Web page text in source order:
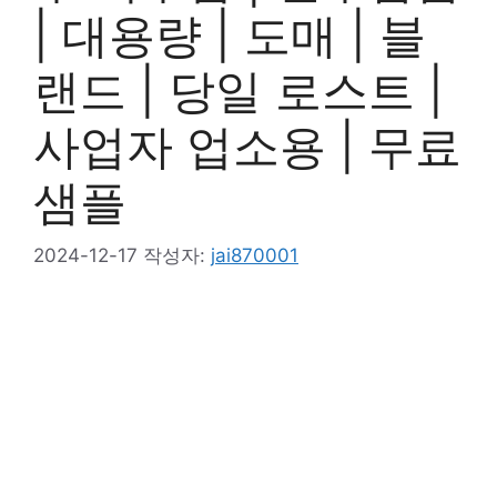
| 대용량 | 도매 | 블
랜드 | 당일 로스트 |
사업자 업소용 | 무료
샘플
2024-12-17 작성자: jai870001